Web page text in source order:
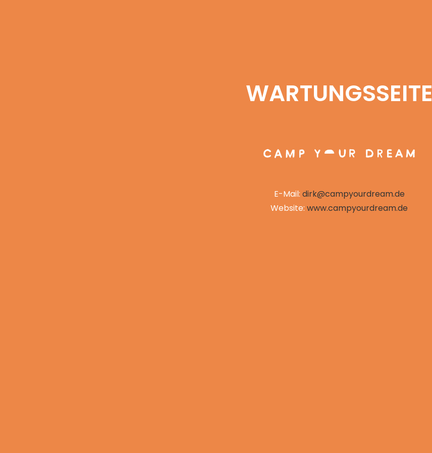
WARTUNGSSEITE
E-Mail: dirk@campyourdream.de
Website: www.campyourdream.de